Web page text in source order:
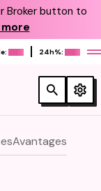
Broker button to
more
24h%:
Avantages